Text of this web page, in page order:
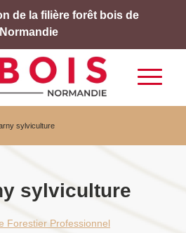
de la filière forêt bois de
Normandie
sylviculture
sylviculture
Forestier Professionnel